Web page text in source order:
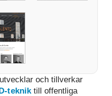
och tillverkar
teknik till offentliga